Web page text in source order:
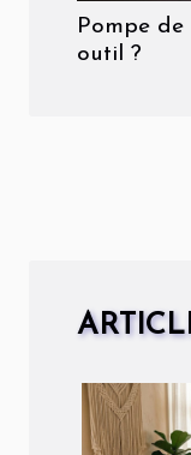
Pompe
outil ?